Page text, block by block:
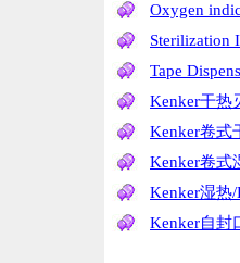
Oxygen
Sterilization
Tape
Kenker干热
Kenker卷式
Kenker卷式
Kenker湿热
Kenker自封